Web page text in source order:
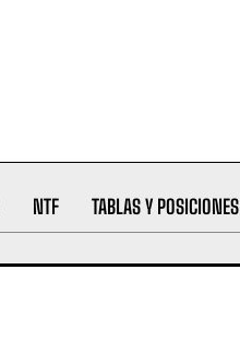
NTF TABLAS Y POSICIONES